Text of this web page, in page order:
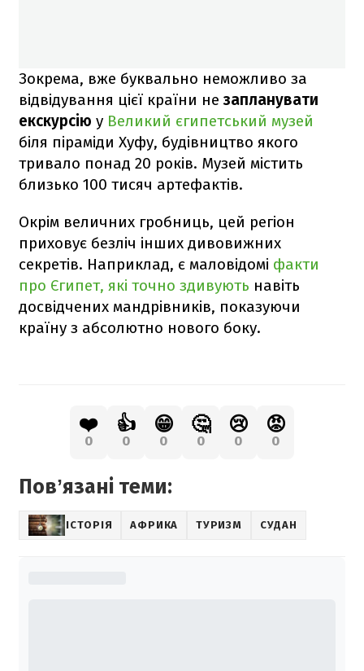
Зокрема, вже буквально неможливо за
відвідування цієї країни незапланувати
екскурсію у Великий єгипетський музей
біля піраміди Хуфу, будівництво якого
тривало понад 20 років. Музей містить
близько 100 тисяч артефактів.
Окрім величних гробниць, цей регіон
приховує безліч інших дивовижних
секретів. Наприклад, є маловідомі факти
про Єгипет, які точно здивують навіть
досвідчених мандрівників, показуючи
країну з абсолютно нового боку.
❤️
0
👍
0
😁
0
🤔
0
😢
0
😡
0
Повʼязані теми:
ІСТОРІЯ АФРИКА ТУРИЗМ СУДАН